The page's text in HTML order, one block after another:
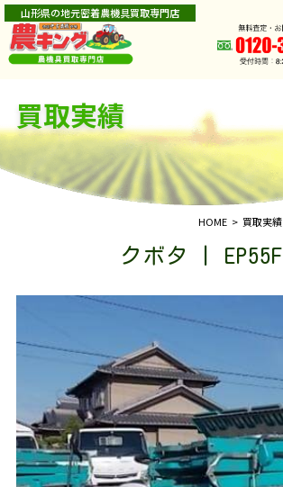
山形県の地元密着農機具買取専門店
買取実績
HOME 買取実績
クボタ | EP55F